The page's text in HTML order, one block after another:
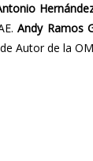
Andy Ramos
Autor de la